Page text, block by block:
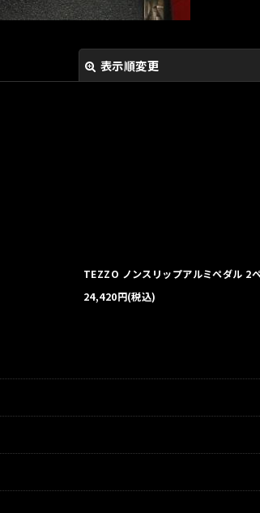
表示順変更
TEZZO ノンスリップアルミペダル 2
24,420円(税込)